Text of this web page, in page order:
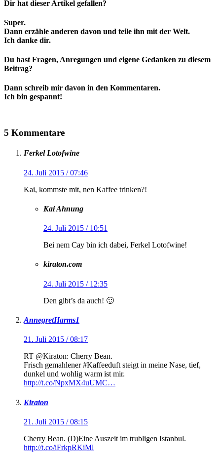
Dir hat dieser Artikel gefallen?
Super.
Dann erzähle anderen davon und teile ihn mit der Welt.
Ich danke dir.
Du hast Fragen, Anregungen und eigene Gedanken zu diesem
Beitrag?
Dann schreib mir davon in den Kommentaren.
Ich bin gespannt!
5 Kommentare
Ferkel Lotofwine
24. Juli 2015 / 07:46
Kai, kommste mit, nen Kaffee trinken?!
Kai Ahnung
24. Juli 2015 / 10:51
Bei nem Cay bin ich dabei, Ferkel Lotofwine!
kiraton.com
24. Juli 2015 / 12:35
Den gibt’s da auch! 🙂
AnnegretHarms1
21. Juli 2015 / 08:17
RT @Kiraton: Cherry Bean.
Frisch gemahlener #Kaffeeduft steigt in meine Nase, tief,
dunkel und wohlig warm ist mir.
http://t.co/NpxMX4uUMC…
Kiraton
21. Juli 2015 / 08:15
Cherry Bean. (D)Eine Auszeit im trubligen Istanbul.
http://t.co/iFrkpRKiMl